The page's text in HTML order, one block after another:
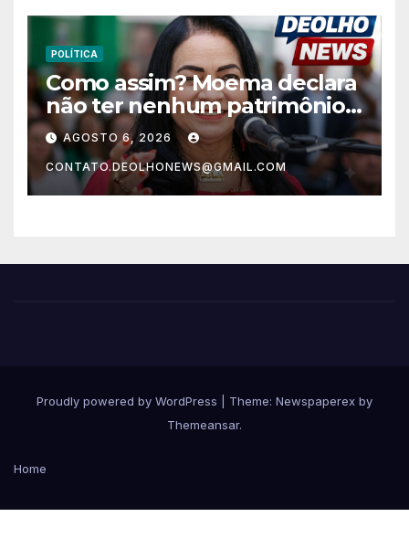
POLÍTICA
Como assim? Moema declara
não ter nenhum patrimônio
após 30 anos na vida pública?
AGOSTO 6, 2026
CONTATO.DEOLHONEWS@GMAIL.COM
Proudly powered by WordPress
Theme: Newspaperex by
Themeansar.
Home